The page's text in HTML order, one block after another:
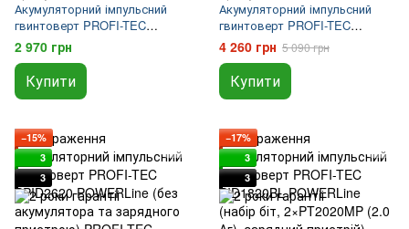
Акумуляторний імпульсний
гвинтоверт PROFI-TEC
PID1820BL POWERLine (без
акумулятора та зарядного
пристрою, кейс)
2 970 грн
Купити
Акумуляторний імпульсний
гвинтоверт PROFI-TEC
PPID2620 POWERLine
(2×PT2020VX (2.0 Аг),
зарядний пристрій)
4 260 грн 5 090 грн
Купити
−15%
3
3
−17%
3
3